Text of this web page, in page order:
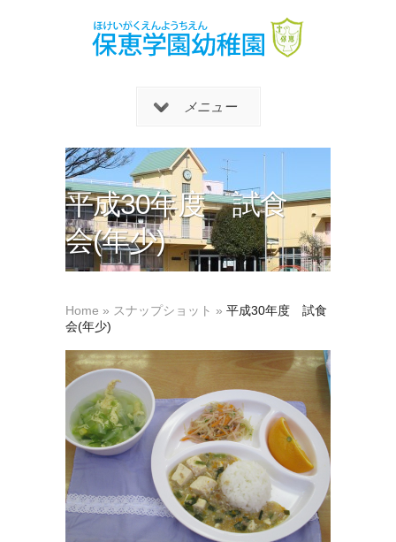
メニュー
平成30年度 試食
会(年少)
Home » スナップショット » 平成30年度 試食
会(年少)